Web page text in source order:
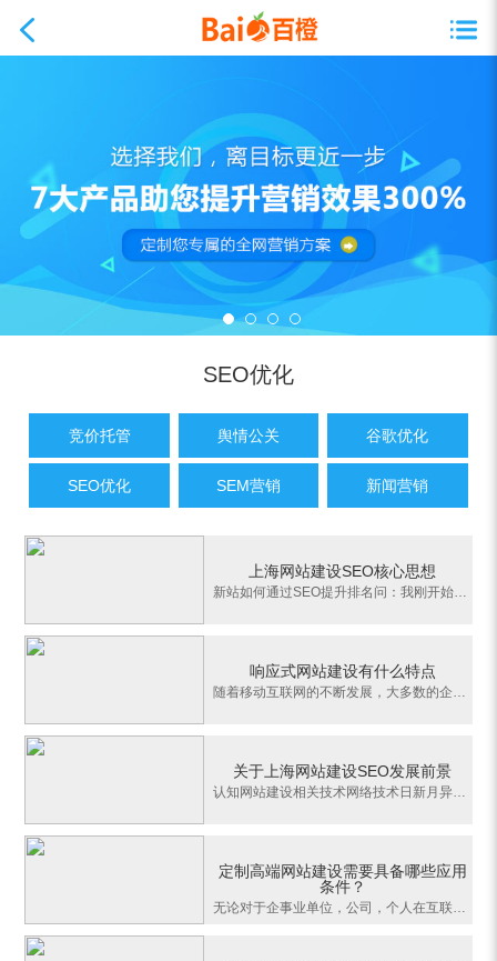
SEO优化
竞价托管 舆情公关 谷歌优化
SEO优化 SEM营销 新闻营销
上海网站建设SEO核心思想
新站如何通过SEO提升排名问：我刚开始接触SEO，感觉SEO这个行业需要学的东西太多了。最近新做了一个小网站，是根据SEO视频教程来做的，现在每天都发文章，发外链，但是排名一直没上升，请问是什么原因。答：经过分析我们发现你已经掌握了一些SEO技术，文章中途的锚文本建设也基本完善，下面是我们给出的几点建议：A：文章页
响应式网站建设有什么特点
随着移动互联网的不断发展，大多数的企业瞄准了移动端这个庞大的用户群体，导致网站设计由原本的电脑端转变到移动端来了，这时企业对网站设计的更多需求就来了，需要我们设计一个网站页面去适应不用的上网设备。然而我们都知道，网页设计是一个整体设计，不能在设计过程中各自适配各自的端口，那样的话会导致整个网页设计不
关于上海网站建设SEO发展前景
认知网站建设相关技术网络技术日新月异，细心的网友会发现许多网页文件扩展名不再只是“.htm”，还有“.php”、“.asp”等，这些都是采用动态网站设计技术制作出来的。上海网站建设与您分享下面介绍几种目前颇受关注的新技术：1、PHPPHP 即Hypertext Preprocessor(超文本预处理器)，它与HTML语言非常兼容，它允许用户直接将
定制高端网站建设需要具备哪些应用
条件？
无论对于企事业单位，公司，个人在互联网建设的过程中需要投入更多精力，而且要了解高端网站建设的具备性条件，突出网站个性，提高用户的浏览体验才能够在网站中脱颖而出，在行业应用中有新的突破点，建设的过程中需要具备一定的条件，首先需要有专业的策划团队，可以在美工设计这方面达到一个更好的效果，在后期功能模块以